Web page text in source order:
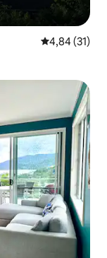
Évaluation
4,84 (31)